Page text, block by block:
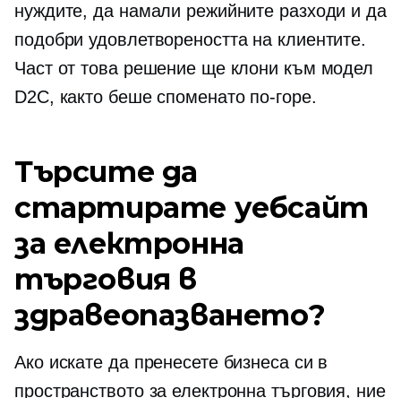
нуждите, да намали режийните разходи и да
подобри удовлетвореността на клиентите.
Част от това решение ще клони към модел
D2C, както беше споменато по-горе.
Търсите да
стартирате уебсайт
за електронна
търговия в
здравеопазването?
Ако искате да пренесете бизнеса си в
пространството за електронна търговия, ние